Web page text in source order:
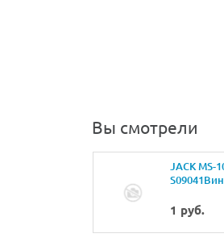
Вы смотрели
JACK MS-
1 руб.